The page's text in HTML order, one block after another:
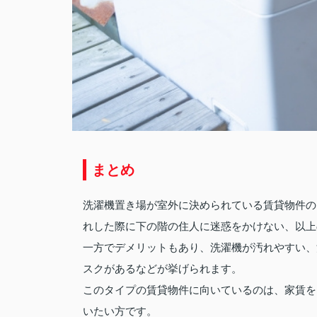
まとめ
洗濯機置き場が室外に決められている賃貸物件
れした際に下の階の住人に迷惑をかけない、以
一方でデメリットもあり、洗濯機が汚れやすい
スクがあるなどが挙げられます。
このタイプの賃貸物件に向いているのは、家賃
いたい方です。